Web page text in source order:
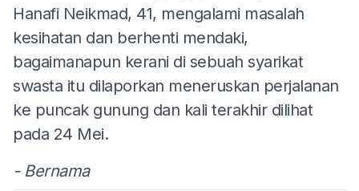
Hanafi Neikmad, 41, mengalami masalah
kesihatan dan berhenti mendaki,
bagaimanapun kerani di sebuah syarikat
swasta itu dilaporkan meneruskan perjalanan
ke puncak gunung dan kali terakhir dilihat
pada 24 Mei.
- Bernama